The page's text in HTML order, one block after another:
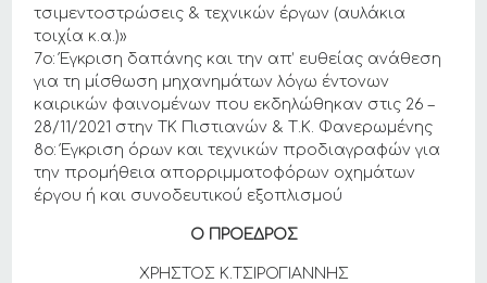
τσιμεντοστρώσεις & τεχνικών έργων (αυλάκια
τοιχία κ.α.)»
7ο: Έγκριση δαπάνης και την απ’ ευθείας ανάθεση
για τη μίσθωση μηχανημάτων λόγω έντονων
καιρικών φαινομένων που εκδηλώθηκαν στις 26 –
28/11/2021 στην ΤΚ Πιστιανών & Τ.Κ. Φανερωμένης
8ο: Έγκριση όρων και τεχνικών προδιαγραφών για
την προμήθεια απορριμματοφόρων οχημάτων
έργου ή και συνοδευτικού εξοπλισμού
Ο ΠΡΟΕΔΡΟΣ
ΧΡΗΣΤΟΣ Κ.ΤΣΙΡΟΓΙΑΝΝΗΣ